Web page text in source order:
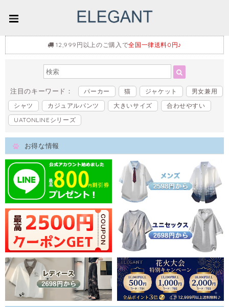
12,999円以上のご購入で全国一律送料0円♪
注目のキーワード： パーカー 猫 ジャケット
男女兼用
シャツ
カジュアルパンツ 大きいサイズ
合わせやすい
UATONLINEシリーズ
お得な情報